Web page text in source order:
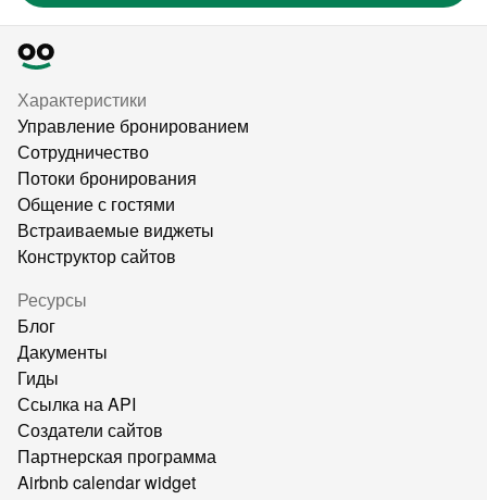
Характеристики
Управление бронированием
Сотрудничество
Потоки бронирования
Общение с гостями
Встраиваемые виджеты
Конструктор сайтов
Ресурсы
Блог
Дакументы
Гиды
Ссылка на API
Создатели сайтов
Партнерская программа
Airbnb calendar widget